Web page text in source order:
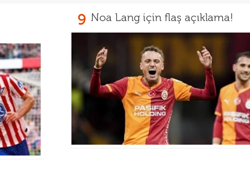
9 Noa Lang için flaş açıklama!